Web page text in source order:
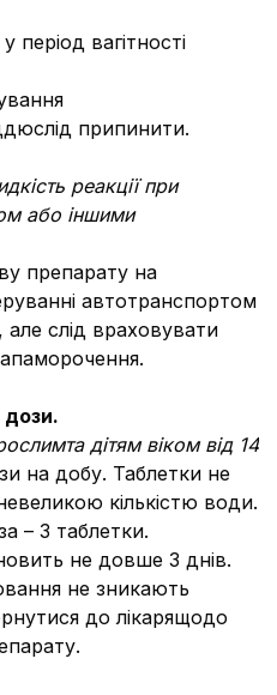
період вагітності
припинити.
реакції при
або іншими
препарату на
автотранспортом
слід враховувати
дози.
та дітям віком від 14
на добу. Таблетки не
кількістю води.
– 3 таблетки.
не довше 3 днів.
не зникають
до лікарящодо